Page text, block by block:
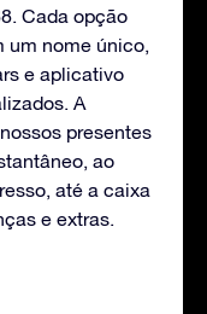
Cada opção
um nome único,
e aplicativo
A
presentes
ao
até a caixa
e extras.